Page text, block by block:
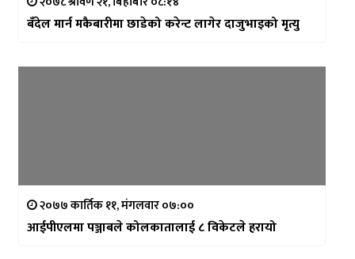
बँदेल मार्न मकैबारीमा छाडेको करेन्ट लागेर दाजुभाइको मृत्यु
२०७७ कार्तिक ११, मंगलवार ०७:००
आईपीएलमा पञ्जाबले कोलकातालाई ८ विकेटले हरायो